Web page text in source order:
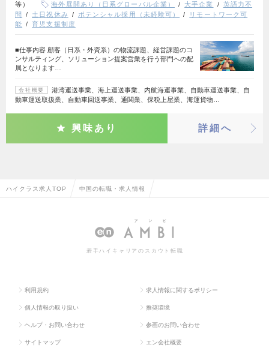
等）
海外展開あり（日系グローバル企業） 大手企業
英語力不
問
土日祝休み ポテンシャル採用（未経験可）
リモートワーク可
能
育児支援制度
■仕事内容 顧客（日系・外資系）の物流課題、経営課題のコ
ンサルティング、ソリューション提案営業を行う部門への配
属となります…
会社概要
港湾運送事業、海上運送事業、内航海運事業、自動車運送事業、自
動車運送取扱業、自動車回送事業、通関業、保税上屋業、海運貨物…
興味あり 詳細へ
ハイクラス求人TOP 中国の転職・求人情報
若手ハイキャリアのスカウト転職
利用規約 求人情報に関するポリシー
個人情報の取り扱い 推奨環境
ヘルプ・お問い合わせ 参画のお問い合わせ
サイトマップ エン会社概要